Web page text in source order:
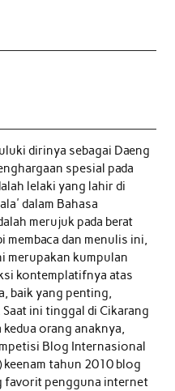
dirinya sebagai Daeng
spesial pada
lelaki yang lahir di
dalam Bahasa
merujuk pada berat
membaca dan menulis ini,
merupakan kumpulan
kontemplatifnya atas
baik yang penting,
ini tinggal di Cikarang
orang anaknya,
Blog Internasional
tahun 2010 blog
favorit pengguna internet